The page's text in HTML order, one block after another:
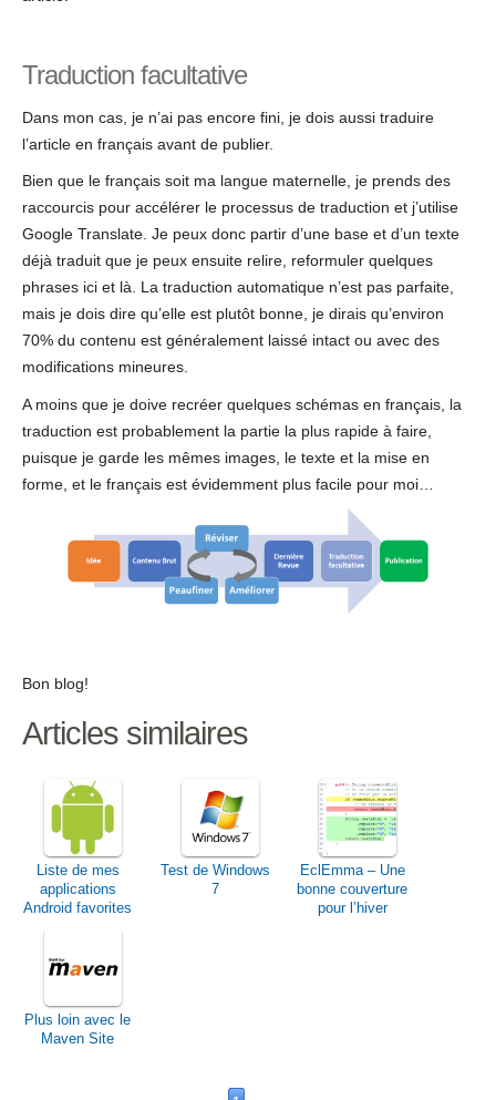
Traduction facultative
Dans mon cas, je n’ai pas encore fini, je dois aussi traduire
l’article en français avant de publier.
Bien que le français soit ma langue maternelle, je prends des
raccourcis pour accélérer le processus de traduction et j’utilise
Google Translate. Je peux donc partir d’une base et d’un texte
déjà traduit que je peux ensuite relire, reformuler quelques
phrases ici et là. La traduction automatique n’est pas parfaite,
mais je dois dire qu’elle est plutôt bonne, je dirais qu’environ
70% du contenu est généralement laissé intact ou avec des
modifications mineures.
A moins que je doive recréer quelques schémas en français, la
traduction est probablement la partie la plus rapide à faire,
puisque je garde les mêmes images, le texte et la mise en
forme, et le français est évidemment plus facile pour moi…
Bon blog!
Articles similaires
Liste de mes
applications
Android favorites
Test de Windows
7
EclEmma – Une
bonne couverture
pour l’hiver
Plus loin avec le
Maven Site